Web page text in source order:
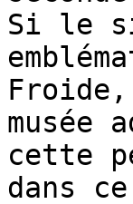
Si le
musée
cette
dans